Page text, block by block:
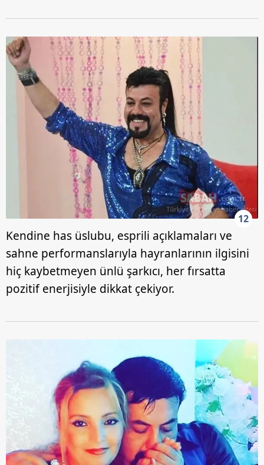
12
Kendine has üslubu, esprili açıklamaları ve
sahne performanslarıyla hayranlarının ilgisini
hiç kaybetmeyen ünlü şarkıcı, her fırsatta
pozitif enerjisiyle dikkat çekiyor.